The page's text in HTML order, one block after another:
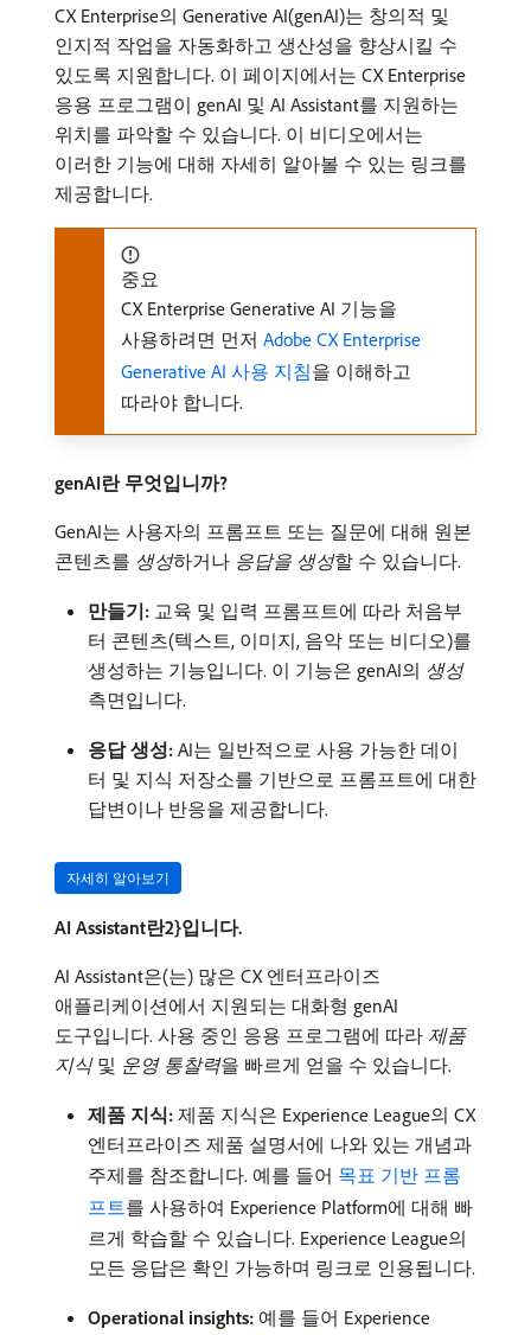
CX Enterprise의 Generative AI(genAI)는 창의적 및
인지적 작업을 자동화하고 생산성을 향상시킬 수
있도록 지원합니다. 이 페이지에서는 CX Enterprise
응용 프로그램이 genAI 및 AI Assistant를 지원하는
위치를 파악할 수 있습니다. 이 비디오에서는
이러한 기능에 대해 자세히 알아볼 수 있는 링크를
제공합니다.
중요
CX Enterprise Generative AI 기능을
사용하려면 먼저 Adobe CX Enterprise
Generative AI 사용 지침을 이해하고
따라야 합니다.
genAI란 무엇입니까?
GenAI는 사용자의 프롬프트 또는 질문에 대해 원본
콘텐츠를 생성​하거나 응답을 생성​할 수 있습니다.
만들기: 교육 및 입력 프롬프트에 따라 처음부
터 콘텐츠(텍스트, 이미지, 음악 또는 비디오)를
생성하는 기능입니다. 이 기능은 genAI의 생성
측면입니다.
응답 생성: AI는 일반적으로 사용 가능한 데이
터 및 지식 저장소를 기반으로 프롬프트에 대한
답변이나 반응을 제공합니다.
자세히 알아보기
AI Assistant란2}입니다.
AI Assistant은(는) 많은 CX 엔터프라이즈
애플리케이션에서 지원되는 대화형 genAI
도구입니다. 사용 중인 응용 프로그램에 따라 제품
지식및 운영 통찰력​을 빠르게 얻을 수 있습니다.
제품 지식: 제품 지식은 Experience League의 CX
엔터프라이즈 제품 설명서에 나와 있는 개념과
주제를 참조합니다. 예를 들어 목표 기반 프롬
프트를 사용하여 Experience Platform에 대해 빠
르게 학습할 수 있습니다. Experience League의
모든 응답은 확인 가능하며 링크로 인용됩니다.
Operational insights: 예를 들어 Experience